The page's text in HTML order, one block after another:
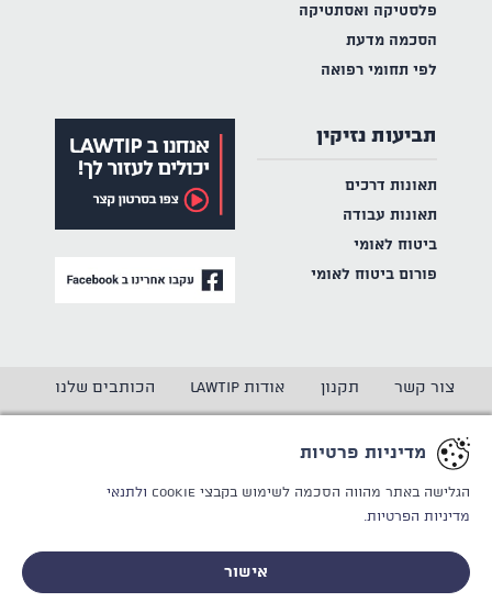
פלסטיקה ואסתטיקה
הסכמה מדעת
לפי תחומי רפואה
תביעות נזיקין
תאונות דרכים
תאונות עבודה
ביטוח לאומי
פורום ביטוח לאומי
צור קשר תקנון אודות LAWTIP הכותבים שלנו
לייעוץ אישי וחסוי - ללא התחייבות
מדיניות פרטיות
הגלישה באתר מהווה הסכמה לשימוש בקבצי Cookie
ולתנאי
מדיניות הפרטיות.
אישור